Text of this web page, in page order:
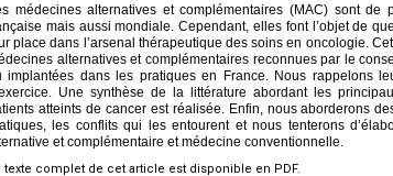
médecines alternatives et complémentaires (MAC) sont
mais aussi mondiale. Cependant, elles font l’objet de
place dans l’arsenal thérapeutique des soins en oncologie.
alternatives et complémentaires reconnues par le
implantées dans les pratiques en France. Nous rappelons
Une synthèse de la littérature abordant les
atteints de cancer est réalisée. Enfin, nous aborderons
les conflits qui les entourent et nous tenterons
et complémentaire et médecine conventionnelle.
texte complet de cet article est disponible en PDF.